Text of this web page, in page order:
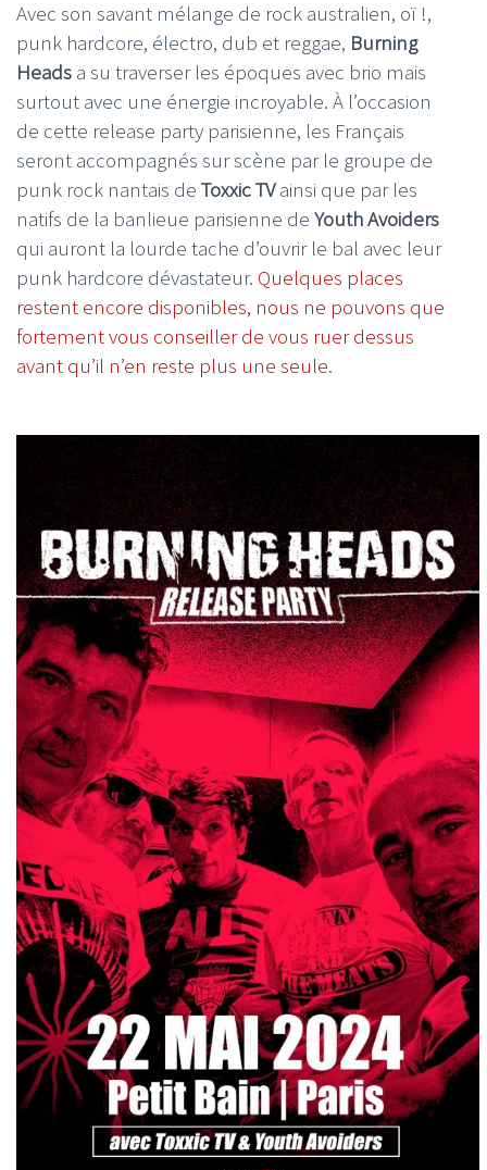
Avec son savant mélange de rock australien, oï !,
punk hardcore, électro, dub et reggae, Burning
Heads a su traverser les époques avec brio mais
surtout avec une énergie incroyable. À l’occasion
de cette release party parisienne, les Français
seront accompagnés sur scène par le groupe de
punk rock nantais de Toxxic TVainsi que par les
natifs de la banlieue parisienne de Youth Avoiders
qui auront la lourde tache d’ouvrir le bal avec leur
punk hardcore dévastateur. Quelques places
restent encore disponibles, nous ne pouvons que
fortement vous conseiller de vous ruer dessus
avant qu’il n’en reste plus une seule.